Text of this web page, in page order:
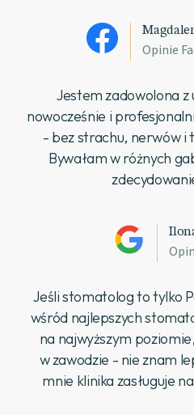
Opinie
Jestem zadowolona z
nowocześnie i
- bez strachu, nerwów i
Bywałam w różnych
Jeśli stomatolog to tylko
wśród najlepszych
na najwyższym
w zawodzie - nie znam
mnie klinika zasługuje